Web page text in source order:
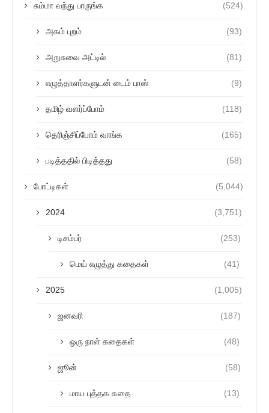
சும்மா வந்து பாருங்க (524)
அகம் புறம் (93)
அறுசுவை அட்டில் (81)
எழுத்தாளர்களுடன் டைம் பாஸ் (9)
தமிழ் வளர்ப்போம் (118)
தெரிஞ்சிப்போம் வாங்க (165)
படித்ததில் பிடித்தது (58)
போட்டிகள் (5,044)
2024 (3,751)
டிசம்பர் (253)
மெய் எழுத்து கதைகள் (41)
2025 (1,005)
ஜனவரி (187)
ஒரு நாள் கதைகள் (48)
ஜூன் (58)
மாய புத்தக கதை (13)